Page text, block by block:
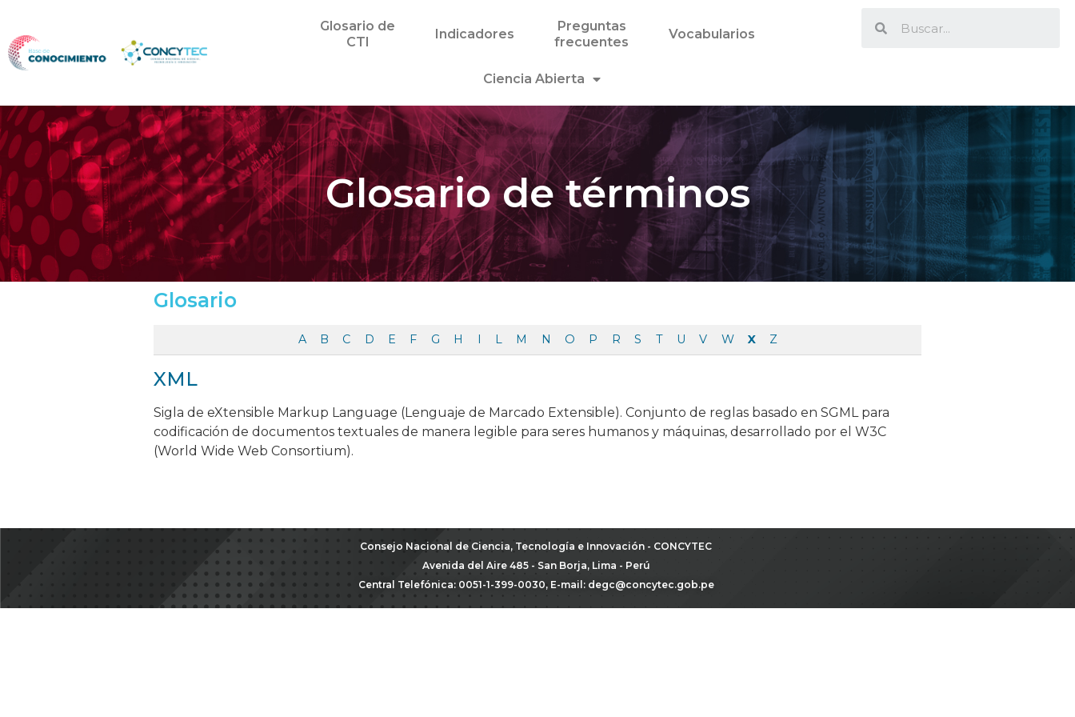
Glosario de
CTI
Indicadores
Preguntas
frecuentes
Vocabularios
Ciencia Abierta
Glosario de términos
Glosario
A B C D E F G H I L M N O P R S T U V W X Z
XML
Sigla de eXtensible Markup Language (Lenguaje de Marcado Extensible). Conjunto de reglas basado en SGML para
codificación de documentos textuales de manera legible para seres humanos y máquinas, desarrollado por el W3C
(World Wide Web Consortium).
Consejo Nacional de Ciencia, Tecnología e Innovación - CONCYTEC
Avenida del Aire 485 - San Borja, Lima - Perú
Central Telefónica: 0051-1-399-0030, E-mail: degc@concytec.gob.pe